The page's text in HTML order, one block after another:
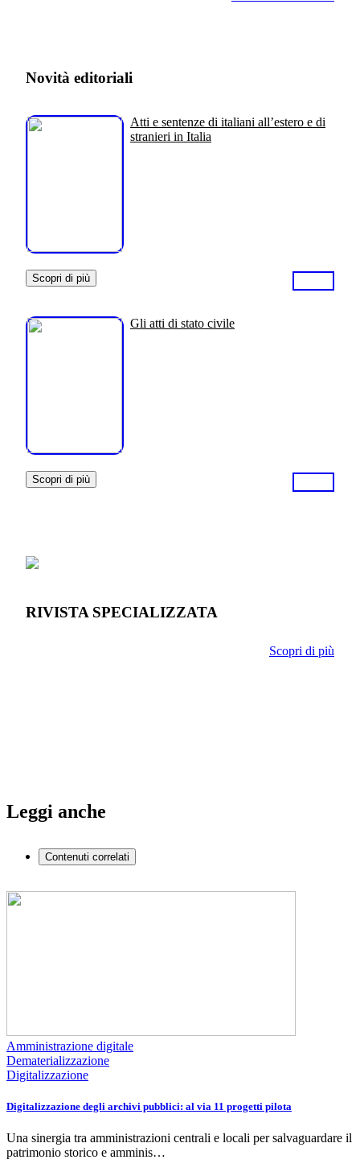
Novità editoriali
Atti e sentenze di italiani all’estero e di
stranieri in Italia
Scopri di più
Gli atti di stato civile
Scopri di più
RIVISTA SPECIALIZZATA
Scopri di più
Leggi anche
Contenuti correlati
Amministrazione digitale
Dematerializzazione
Digitalizzazione
Digitalizzazione degli archivi pubblici: al via 11 progetti pilota
Una sinergia tra amministrazioni centrali e locali per salvaguardare il
patrimonio storico e amminis…